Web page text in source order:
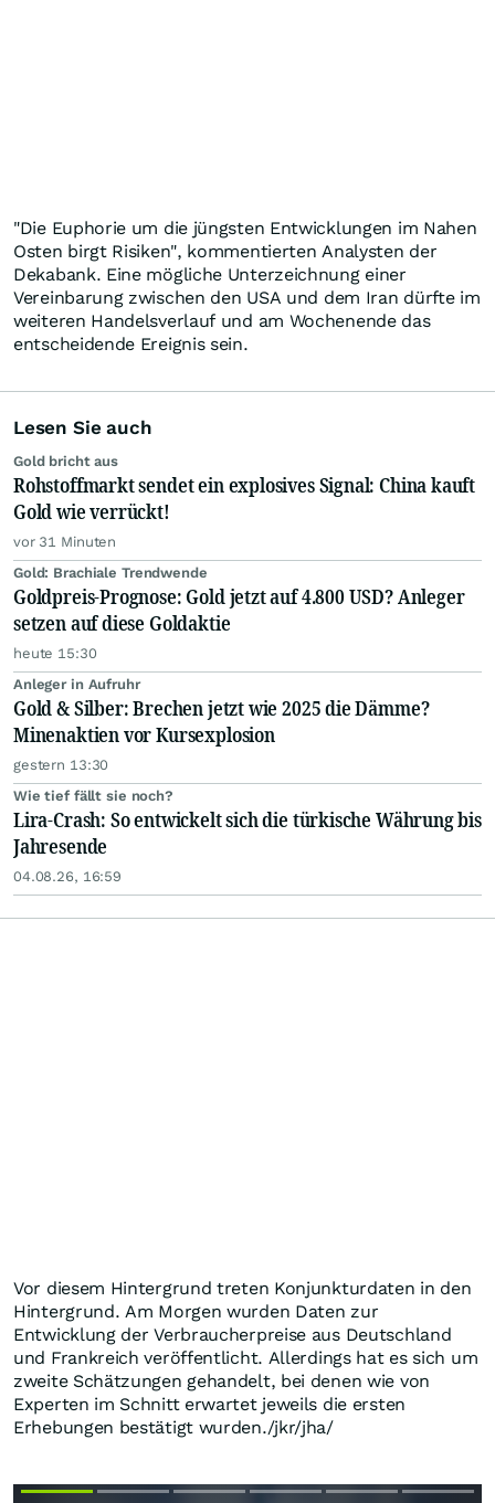
"Die Euphorie um die jüngsten Entwicklungen im Nahen
Osten birgt Risiken", kommentierten Analysten der
Dekabank. Eine mögliche Unterzeichnung einer
Vereinbarung zwischen den USA und dem Iran dürfte im
weiteren Handelsverlauf und am Wochenende das
entscheidende Ereignis sein.
Lesen Sie auch
Gold bricht aus
Rohstoffmarkt sendet ein explosives Signal: China kauft
Gold wie verrückt!
vor 31 Minuten
Gold: Brachiale Trendwende
Goldpreis-Prognose: Gold jetzt auf 4.800 USD? Anleger
setzen auf diese Goldaktie
heute 15:30
Anleger in Aufruhr
Gold & Silber: Brechen jetzt wie 2025 die Dämme?
Minenaktien vor Kursexplosion
gestern 13:30
Wie tief fällt sie noch?
Lira-Crash: So entwickelt sich die türkische Währung bis
Jahresende
04.08.26, 16:59
Vor diesem Hintergrund treten Konjunkturdaten in den
Hintergrund. Am Morgen wurden Daten zur
Entwicklung der Verbraucherpreise aus Deutschland
und Frankreich veröffentlicht. Allerdings hat es sich um
zweite Schätzungen gehandelt, bei denen wie von
Experten im Schnitt erwartet jeweils die ersten
Erhebungen bestätigt wurden./jkr/jha/